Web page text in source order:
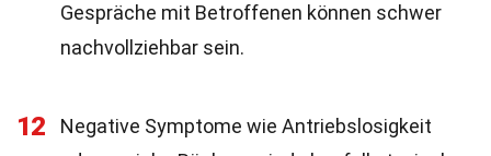
Gespräche mit Betroffenen können schwer
nachvollziehbar sein.
12
Negative Symptome wie Antriebslosigkeit